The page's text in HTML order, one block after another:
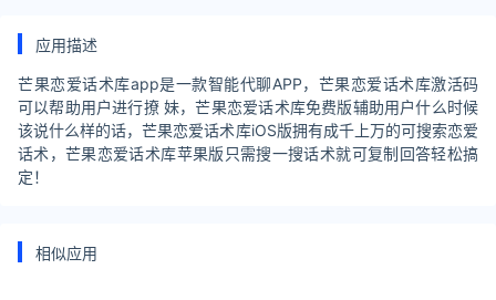
应用描述
芒果恋爱话术库app是一款智能代聊APP，芒果恋爱话术库激活码
可以帮助用户进行撩 妹，芒果恋爱话术库免费版辅助用户什么时候
该说什么样的话，芒果恋爱话术库iOS版拥有成千上万的可搜索恋爱
话术，芒果恋爱话术库苹果版只需搜一搜话术就可复制回答轻松搞
定！
相似应用